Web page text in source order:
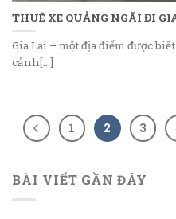
THUÊ XE QUẢNG NGÃI ĐI
Gia Lai – một địa điểm được
cảnh[...]
1 2 3
BÀI VIẾT GẦN ĐÂY